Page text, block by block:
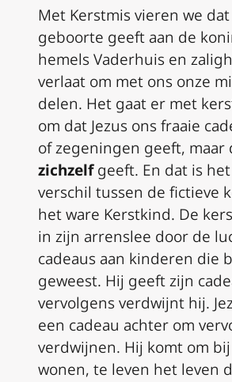
Met Kerstmis vieren we
geboorte geeft aan de
hemels Vaderhuis en
verlaat om met ons onze
delen. Het gaat er met
om dat Jezus ons fraaie
of zegeningen geeft, maar
zichzelfgeeft. En dat is
verschil tussen de fictieve
het ware Kerstkind. De
in zijn arrenslee door de
cadeaus aan kinderen die
geweest. Hij geeft zijn
vervolgens verdwijnt hij.
een cadeau achter om
verdwijnen. Hij komt om
wonen, te leven het leven